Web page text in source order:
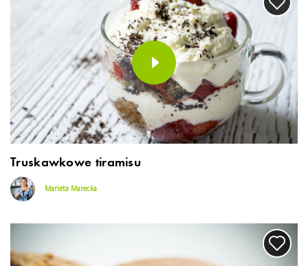
Truskawkowe tiramisu
Marieta Marecka